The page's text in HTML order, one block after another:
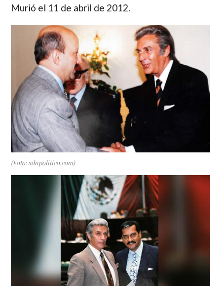
Murió el 11 de abril de 2012.
(Foto: adnpolitico.com)